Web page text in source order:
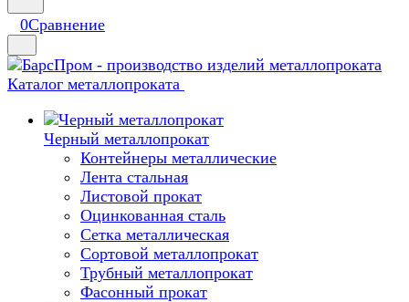
0Сравнение
Каталог металлопроката
Черный металлопрокат
Контейнеры металлические
Лента стальная
Листовой прокат
Оцинкованная сталь
Сетка металлическая
Сортовой металлопрокат
Трубный металлопрокат
Фасонный прокат